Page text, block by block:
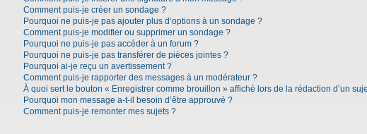
Comment puis-je créer un sondage ?
Pourquoi ne puis-je pas ajouter plus d’options à un sondage ?
Comment puis-je modifier ou supprimer un sondage ?
Pourquoi ne puis-je pas accéder à un forum ?
Pourquoi ne puis-je pas transférer de pièces jointes ?
Pourquoi ai-je reçu un avertissement ?
Comment puis-je rapporter des messages à un modérateur ?
À quoi sert le bouton « Enregistrer comme brouillon » affiché lors de la rédaction d’un
Pourquoi mon message a-t-il besoin d’être approuvé ?
Comment puis-je remonter mes sujets ?